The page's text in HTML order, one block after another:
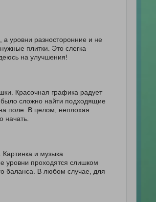
уровни разносторонние и не
плитки. Это слегка
на улучшения!
Красочная графика радует
было сложно найти подходящие
поле. В целом, неплохая
начать.
и музыка
уровни проходятся слишком
баланса. В любом случае, для